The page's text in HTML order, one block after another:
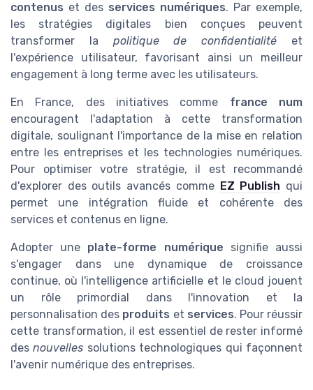
contenus et des services numériques. Par exemple,
les stratégies digitales bien conçues peuvent
transformer la politique de confidentialité et
l'expérience utilisateur, favorisant ainsi un meilleur
engagement à long terme avec les utilisateurs.
En France, des initiatives comme france num
encouragent l'adaptation à cette transformation
digitale, soulignant l'importance de la mise en relation
entre les entreprises et les technologies numériques.
Pour optimiser votre stratégie, il est recommandé
d'explorer des outils avancés comme EZ Publish qui
permet une intégration fluide et cohérente des
services et contenus en ligne.
Adopter une plate-forme numérique signifie aussi
s'engager dans une dynamique de croissance
continue, où l'intelligence artificielle et le cloud jouent
un rôle primordial dans l'innovation et la
personnalisation des produits et services. Pour réussir
cette transformation, il est essentiel de rester informé
desnouvelles solutions technologiques qui façonnent
l'avenir numérique des entreprises.